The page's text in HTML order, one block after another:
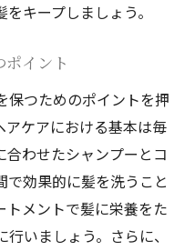
キープしましょう。
ポイント
保つためのポイントを押
アケアにおける基本は毎
合わせたシャンプーとコ
で効果的に髪を洗うこと
トメントで髪に栄養をた
いましょう。さらに、